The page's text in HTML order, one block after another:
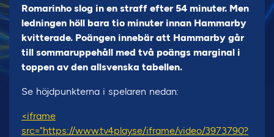
Romarinho slog in en straff efter 54 minuter. Men
ledningen höll bara tio minuter innan Hammarby
kvitterade. Poängen innebär att Hammarby går
till sommaruppehåll med två poängs marginal i
toppen av den allsvenska tabellen.
Se höjdpunkterna i spelaren nedan:
<iframe
src="https://www.tv4play.se/iframe/video/3973790?